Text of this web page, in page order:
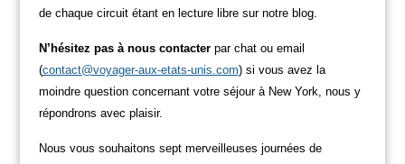
de chaque circuit étant en lecture libre sur notre blog.
N’hésitez pas à nous contacterpar chat ou email
(contact@voyager-aux-etats-unis.com) si vous avez la
moindre question concernant votre séjour à New York, nous y
répondrons avec plaisir.
Nous vous souhaitons sept merveilleuses journées de